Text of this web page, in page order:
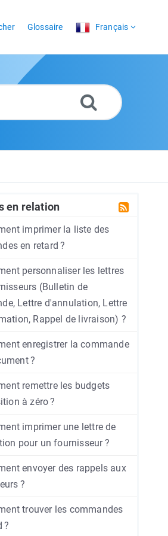
Glossaire Français
en relation
imprimer la liste des
en retard ?
personnaliser les lettres
(Bulletin de
Lettre d'annulation, Lettre
Rappel de livraison) ?
enregistrer la commande
?
remettre les budgets
à zéro ?
imprimer une lettre de
pour un fournisseur ?
envoyer des rappels aux
?
trouver les commandes
?